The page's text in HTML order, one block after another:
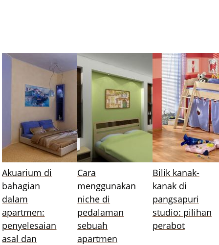
Akuarium di
bahagian
dalam
apartmen:
penyelesaian
asal dan
Cara
menggunakan
niche di
pedalaman
sebuah
apartmen
Bilik kanak-
kanak di
pangsapuri
studio: pilihan
perabot